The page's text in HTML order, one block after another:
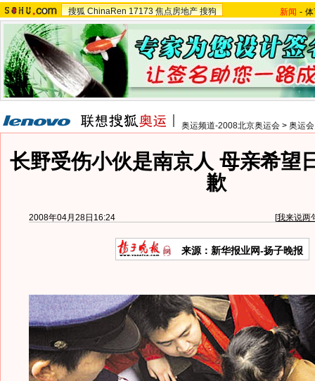
搜狐 ChinaRen 17173 焦点房地产 搜狗 新闻 -
奥运频道-2008北京奥运会 > 奥运
长野受伤小伙是南京人 母亲希望
歉
2008年04月28日16:24 [我来说两
来源：新华报业网-扬子晚报